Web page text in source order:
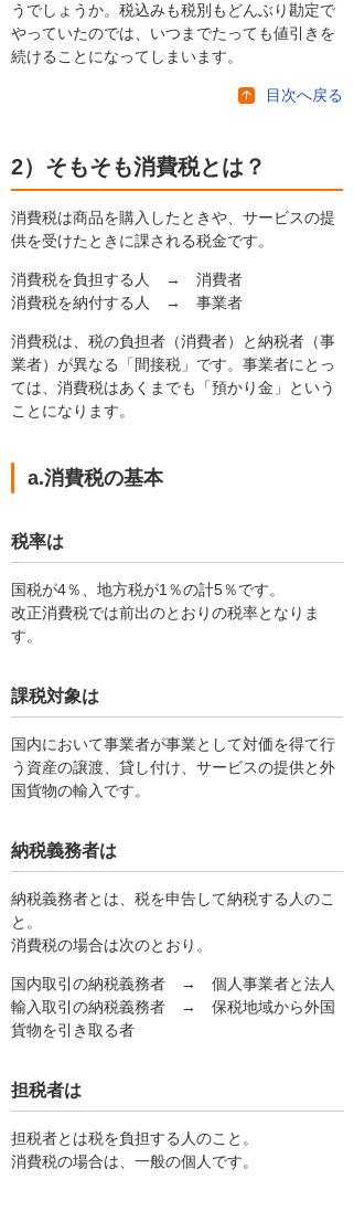
うでしょうか。税込みも税別もどんぶり勘定で
やっていたのでは、いつまでたっても値引きを
続けることになってしまいます。
目次へ戻る
2）そもそも消費税とは？
消費税は商品を購入したときや、サービスの提
供を受けたときに課される税金です。
消費税を負担する人 → 消費者
消費税を納付する人 → 事業者
消費税は、税の負担者（消費者）と納税者（事
業者）が異なる「間接税」です。事業者にとっ
ては、消費税はあくまでも「預かり金」という
ことになります。
a.消費税の基本
税率は
国税が4％、地方税が1％の計5％です。
改正消費税では前出のとおりの税率となりま
す。
課税対象は
国内において事業者が事業として対価を得て行
う資産の譲渡、貸し付け、サービスの提供と外
国貨物の輸入です。
納税義務者は
納税義務者とは、税を申告して納税する人のこ
と。
消費税の場合は次のとおり。
国内取引の納税義務者 → 個人事業者と法人
輸入取引の納税義務者 → 保税地域から外国
貨物を引き取る者
担税者は
担税者とは税を負担する人のこと。
消費税の場合は、一般の個人です。